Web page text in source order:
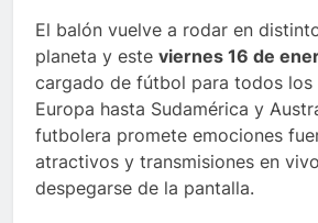
El balón vuelve a rodar en
planeta y este viernes 16 de
cargado de fútbol para todos los
Europa hasta Sudamérica y
futbolera promete emociones
atractivos y transmisiones en
despegarse de la pantalla.